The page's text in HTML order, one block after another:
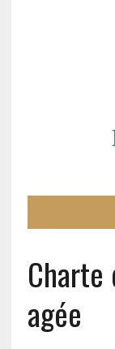
Charte
agée